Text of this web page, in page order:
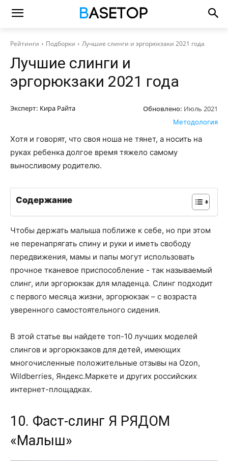
Рейтинги Подборки Лучшие слинги и эргорюкзаки 2021 года
Лучшие слинги и
эргорюкзаки 2021 года
Эксперт: Кира Райта Обновлено: Июль 2021
Методология
Хотя и говорят, что своя ноша не тянет, а носить на
руках ребенка долгое время тяжело самому
выносливому родителю.
Содержание
Чтобы держать малыша поближе к себе, но при этом
не перенапрягать спину и руки и иметь свободу
передвижения, мамы и папы могут использовать
прочное тканевое приспособление - так называемый
слинг, или эргорюкзак для младенца. Слинг подходит
с первого месяца жизни, эргорюкзак – с возраста
уверенного самостоятельного сидения.
В этой статье вы найдете топ-10 лучших моделей
слингов и эргорюкзаков для детей, имеющих
многочисленные положительные отзывы на Ozon,
Wildberries, Яндекс.Маркете и других российских
интернет-площадках.
10. Фаст-слинг Я РЯДОМ
«Малыш»